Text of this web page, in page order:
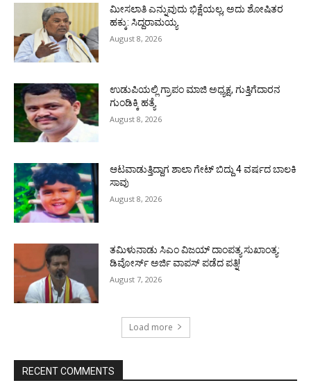
ಮೀಸಲಾತಿ ಎನ್ನುವುದು ಭಿಕ್ಷೆಯಲ್ಲ, ಅದು ಶೋಷಿತರ
ಹಕ್ಕು: ಸಿದ್ದರಾಮಯ್ಯ
August 8, 2026
ಉಡುಪಿಯಲ್ಲಿ ಗ್ರಾಪಂ ಮಾಜಿ ಅಧ್ಯಕ್ಷ, ಗುತ್ತಿಗೆದಾರನ
ಗುಂಡಿಕ್ಕಿ ಹತ್ಯೆ
August 8, 2026
ಆಟವಾಡುತ್ತಿದ್ದಾಗ ಶಾಲಾ ಗೇಟ್‌ ಬಿದ್ದು 4 ವರ್ಷದ ಬಾಲಕಿ
ಸಾವು
August 8, 2026
ತಮಿಳುನಾಡು ಸಿಎಂ ವಿಜಯ್‌ ದಾಂಪತ್ಯ ಸುಖಾಂತ್ಯ:
ಡಿವೋರ್ಸ್‌ ಅರ್ಜಿ ವಾಪಸ್‌ ಪಡೆದ ಪತ್ನಿ!
August 7, 2026
Load more
RECENT COMMENTS